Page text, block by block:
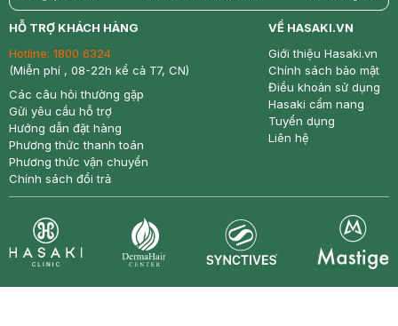
return nowfree price
HỖ TRỢ KHÁCH HÀNG
Hotline: 1800 6324
(Miễn phí , 08-22h kể cả T7, CN)
Các câu hỏi thường gặp
Gửi yêu cầu hỗ trợ
Hướng dẫn đặt hàng
Phương thức thanh toán
Phương thức vận chuyển
Chính sách đổi trả
VỀ HASAKI.VN
Giới thiệu Hasaki.vn
Chính sách bảo mật
Điều khoản sử dụng
Hasaki cẩm nang
Tuyển dụng
Liên hệ